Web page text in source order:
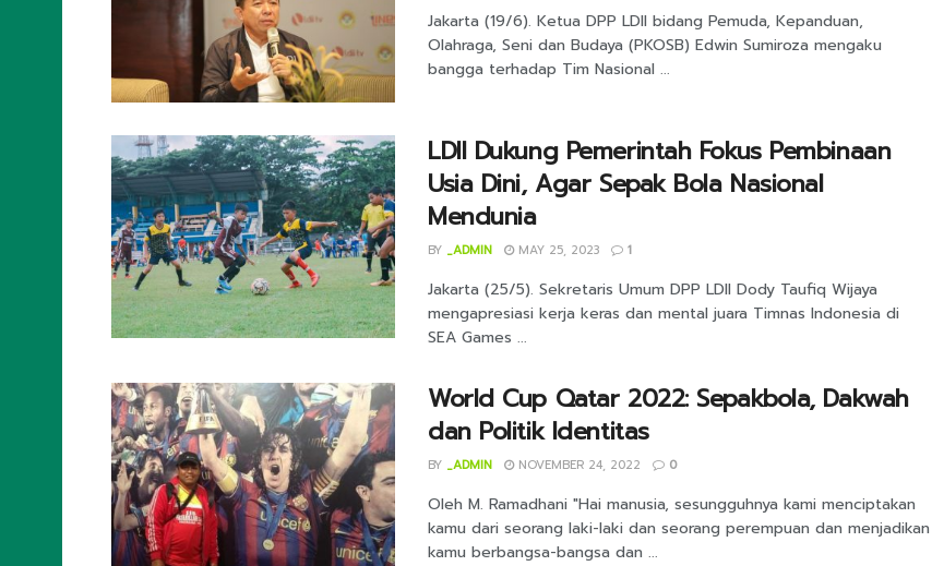
Jakarta (19/6). Ketua DPP LDII bidang Pemuda, Kepanduan,
Olahraga, Seni dan Budaya (PKOSB) Edwin Sumiroza mengaku
bangga terhadap Tim Nasional ...
LDII Dukung Pemerintah Fokus Pembinaan
Usia Dini, Agar Sepak Bola Nasional
Mendunia
BY _ADMIN MAY 25, 2023 1
Jakarta (25/5). Sekretaris Umum DPP LDII Dody Taufiq Wijaya
mengapresiasi kerja keras dan mental juara Timnas Indonesia di
SEA Games ...
World Cup Qatar 2022: Sepakbola, Dakwah
dan Politik Identitas
BY _ADMIN NOVEMBER 24, 2022 0
Oleh M. Ramadhani "Hai manusia, sesungguhnya kami menciptakan
kamu dari seorang laki-laki dan seorang perempuan dan menjadikan
kamu berbangsa-bangsa dan ...